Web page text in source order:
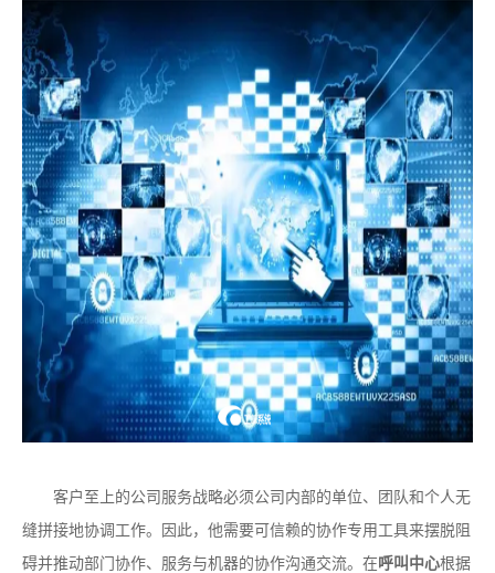
客户至上的公司服务战略必须公司内部的单位、团队和个人无
缝拼接地协调工作。因此，他需要可信赖的协作专用工具来摆脱阻
碍并推动部门协作、服务与机器的协作沟通交流。在 呼叫中心根据